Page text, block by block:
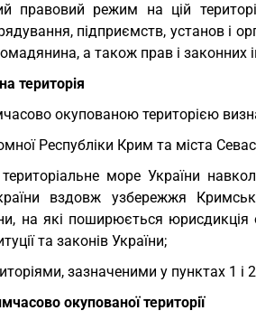
правовий режим на цій
підприємств, установ і
а також прав і законних
територія
окупованою територією
Республіки Крим та міста
море України
вздовж узбережжя
на які поширюється юрисдикція
та законів України;
зазначеними у пунктах 1 і 2
окупованої території